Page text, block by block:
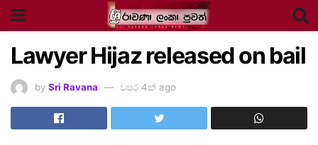
Lawyer Hijaz released on bail
by Sri Ravana වසර 4ක් ago